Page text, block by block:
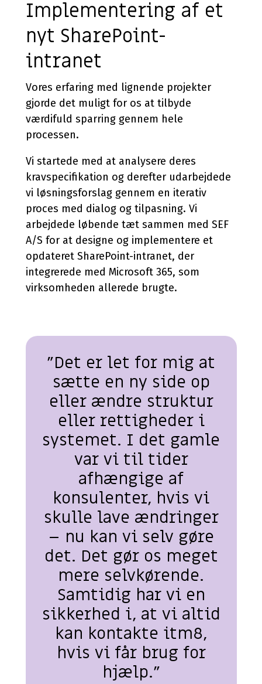
Implementering af et
nyt SharePoint-
intranet
Vores erfaring med lignende projekter
gjorde det muligt for os at tilbyde
værdifuld sparring gennem hele
processen.
Vi startede med at analysere deres
kravspecifikation og derefter udarbejdede
vi løsningsforslag gennem en iterativ
proces med dialog og tilpasning. Vi
arbejdede løbende tæt sammen med SEF
A/S for at designe og implementere et
opdateret SharePoint-intranet, der
integrerede med Microsoft 365, som
virksomheden allerede brugte.
”Det er let for mig at
sætte en ny side op
eller ændre struktur
eller rettigheder i
systemet. I det gamle
var vi til tider
afhængige af
konsulenter, hvis vi
skulle lave ændringer
– nu kan vi selv gøre
det. Det gør os meget
mere selvkørende.
Samtidig har vi en
sikkerhed i, at vi altid
kan kontakte itm8,
hvis vi får brug for
hjælp.”